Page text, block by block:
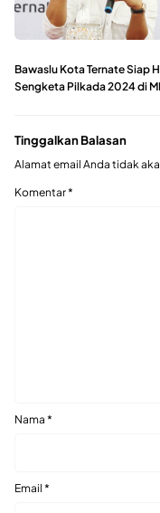
Bawaslu Kota Ternate Siap
Sengketa Pilkada 2024 di
Tinggalkan Balasan
Alamat email Anda tidak
Komentar*
Nama *
Email *